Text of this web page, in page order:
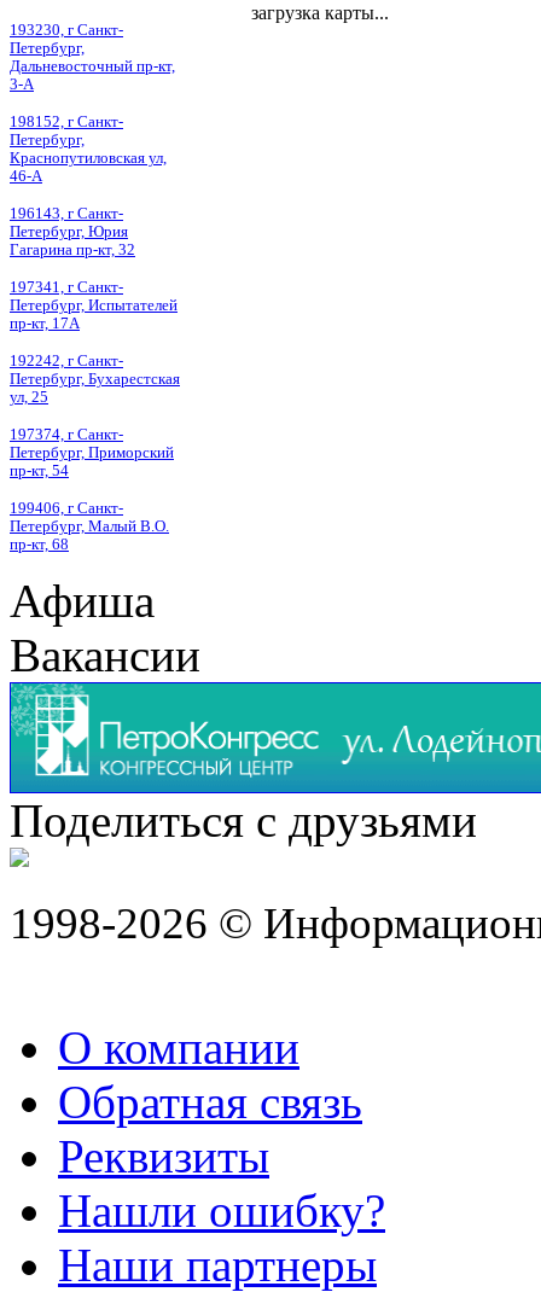
193230, г Санкт-
Петербург,
Дальневосточный пр-кт,
3-А
198152, г Санкт-
Петербург,
Краснопутиловская ул,
46-А
196143, г Санкт-
Петербург, Юрия
Гагарина пр-кт, 32
197341, г Санкт-
Петербург, Испытателей
пр-кт, 17А
192242, г Санкт-
Петербург, Бухарестская
ул, 25
197374, г Санкт-
Петербург, Приморский
пр-кт, 54
199406, г Санкт-
Петербург, Малый В.О.
пр-кт, 68
загрузка карты...
Афиша
Вакансии
Поделиться с друзьями
1998-2026 ©
О компании
Обратная связь
Реквизиты
Нашли ошибку?
Наши партнеры